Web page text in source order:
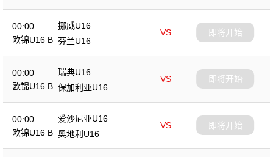
00:00
欧锦U16 B
挪威U16
VS
芬兰U16
即将开始
00:00
欧锦U16 B
瑞典U16
VS
保加利亚U16
即将开始
00:00
欧锦U16 B
爱沙尼亚U16
VS
奥地利U16
即将开始